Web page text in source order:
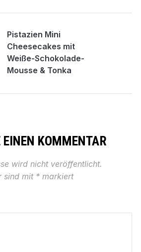
Pistazien Mini
Cheesecakes mit
Weiße-Schokolade-
Mousse & Tonka
KOMMENTAR
wird nicht veröffentlicht.
sind mit *markiert